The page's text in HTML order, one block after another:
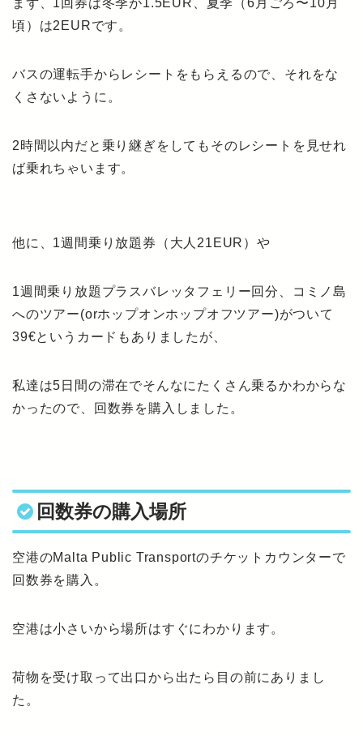
頃）は2EURです。
バスの運転手からレシートをもらえるので、それをな
くさないように。
2時間以内だと乗り継ぎをしてもそのレシートを見せれ
ば乗れちゃいます。
他に、1週間乗り放題券（大人21EUR）や
1週間乗り放題プラスバレッタフェリー回分、コミノ島
へのツアー(orホップオンホップオフツアー)がついて
39€というカードもありましたが、
私達は5日間の滞在でそんなにたくさん乗るかわからな
かったので、回数券を購入しました。
回数券の購入場所
空港のMalta Public Transportのチケットカウンターで
回数券を購入。
空港は小さいから場所はすぐにわかります。
荷物を受け取って出口から出たら目の前にありまし
た。